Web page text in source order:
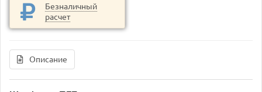
Безналичный
расчет
Описание